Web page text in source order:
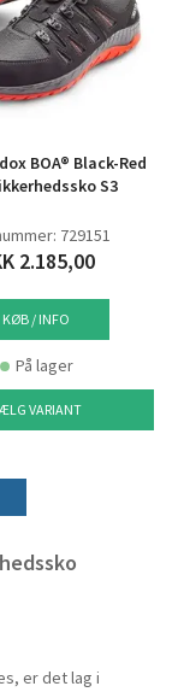
BOA® Black-Red
S3
729151
2.185,00
KØB / INFO
På lager
VARIANT
er det lag i